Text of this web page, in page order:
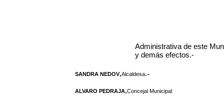
Administrativa de este
y demás efectos.-
SANDRA NEDOV,Alcaldesa.-
ALVARO PEDRAJA,Concejal Municipal